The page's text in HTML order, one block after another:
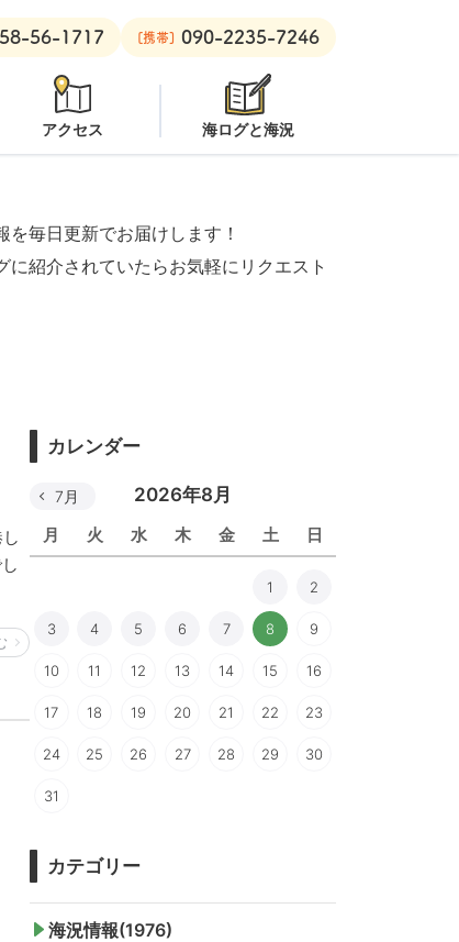
：オープン 安良里ボート：潜水注意
56-1717 [携帯] 090-2235-7246
アクセス 海ログと海況
毎日更新でお届けします！
に紹介されていたらお気軽にリクエスト
カレンダー
2026年8月
月 火 水 木 金 土 日
7月
1 2
3 4 5 6 7 8 9
10 11 12 13 14 15 16
17 18 19 20 21 22 23
24 25 26 27 28 29 30
31
カテゴリー
海況情報(1976)